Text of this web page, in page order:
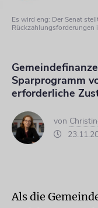
Es wird eng: Der Senat
Rückzahlungsforderungen
Sparprogramm
erforderliche
von
Als die